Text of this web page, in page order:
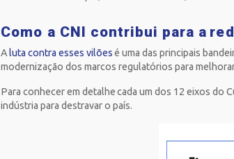
Como a CNI contribui para a
A luta contra esses vilõesé uma das principais
modernização dos marcos regulatórios para
Para conhecer em detalhe cada um dos 12 eixos
indústria para destravar o país.